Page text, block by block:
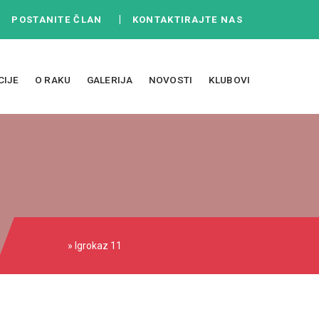
POSTANITE ČLAN KONTAKTIRAJTE NAS
O RAKU GALERIJA NOVOSTI KLUBOVI
» Igrokaz 11